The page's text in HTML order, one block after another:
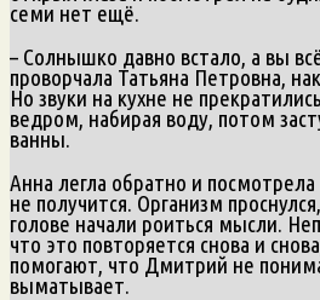
семи нет ещё.
– Солнышко давно встало, а вы
проворчала Татьяна Петровна,
Но звуки на кухне не
ведром, набирая воду, потом
ванны.
Анна легла обратно и
не получится. Организм
голове начали роиться мысли.
что это повторяется снова и
помогают, что Дмитрий не
выматывает.